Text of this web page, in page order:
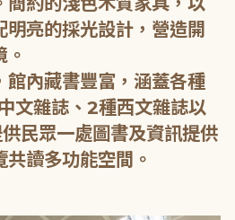
明亮的採光設計，營造開
內藏書豐富，涵蓋各種
文雜誌、2種西文雜誌以
民眾一處圖書及資訊提供